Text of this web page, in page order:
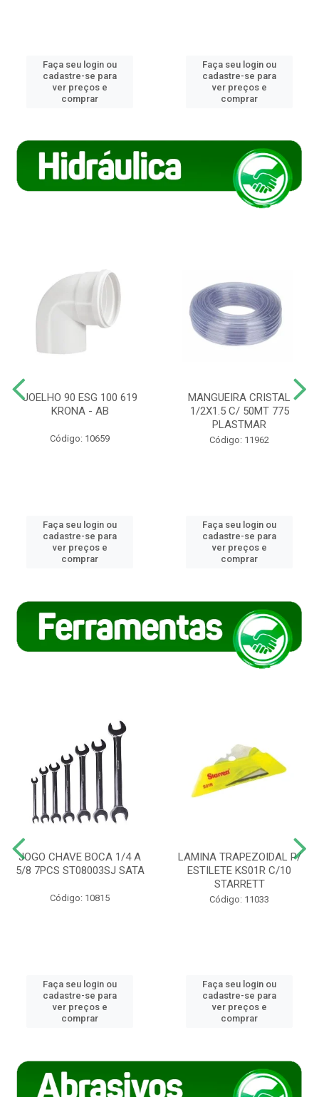
Faça seu login ou
cadastre-se para
ver preços e
comprar
Faça seu login ou
cadastre-se para
ver preços e
comprar
JOELHO 90 ESG 100 619
KRONA - AB
Código: 10659
Faça seu login ou
cadastre-se para
ver preços e
comprar
MANGUEIRA CRISTAL
1/2X1.5 C/ 50MT 775
PLASTMAR
Código: 11962
Faça seu login ou
cadastre-se para
ver preços e
comprar
JOGO CHAVE BOCA 1/4 A
5/8 7PCS ST08003SJ SATA
Código: 10815
Faça seu login ou
cadastre-se para
ver preços e
comprar
LAMINA TRAPEZOIDAL P/
ESTILETE KS01R C/10
STARRETT
Código: 11033
Faça seu login ou
cadastre-se para
ver preços e
comprar